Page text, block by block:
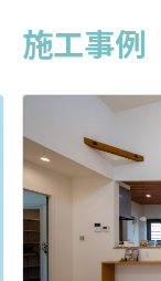
きな吹き抜け
な雰囲気。と
施工事例